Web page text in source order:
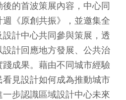
的首波策展內容，中心同
《原創共振》，並邀集全
計中心共同參與策展，透
計回應地方發展、公共治
成果。藉由不同城市經驗
見設計如何成為推動城市
步認識區域設計中心未來